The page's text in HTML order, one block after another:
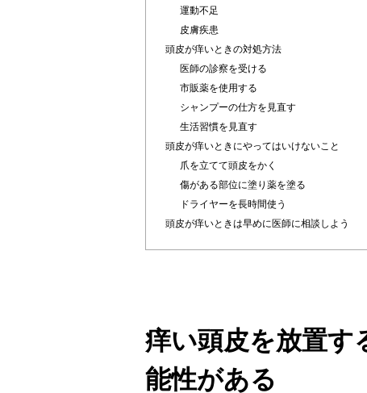
運動不足
皮膚疾患
頭皮が痒いときの対処方法
医師の診察を受ける
市販薬を使用する
シャンプーの仕方を見直す
生活習慣を見直す
頭皮が痒いときにやってはいけないこと
爪を立てて頭皮をかく
傷がある部位に塗り薬を塗る
ドライヤーを長時間使う
頭皮が痒いときは早めに医師に相談しよう
痒い頭皮を放置す
能性がある